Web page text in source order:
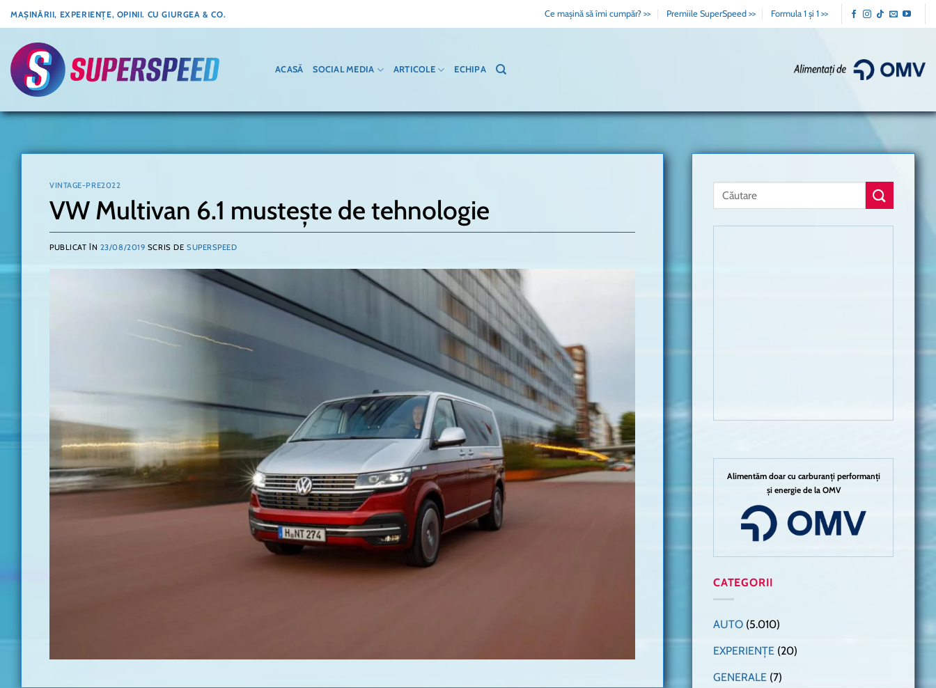
Skip
to
content
MAȘINĂRII, EXPERIENȚE, OPINII. CU GIURGEA & CO. Ce mașină să îmi cumpăr? >> Premiile SuperSpeed >> Formula 1 și 1 >>
ACASĂ SOCIAL MEDIA ARTICOLE ECHIPA
VINTAGE-PRE2022
VW Multivan 6.1 mustește de tehnologie
PUBLICAT ÎN 23/08/2019 SCRIS DE SUPERSPEED
Alimentăm doar cu carburanți performanți
și energie de la OMV
CATEGORII
AUTO (5.010)
EXPERIENȚE (20)
GENERALE (7)